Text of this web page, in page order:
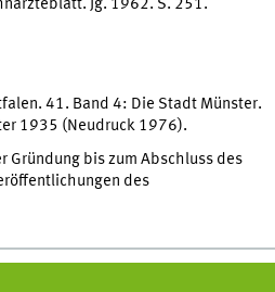
Jg. 1962. S. 251.
41. Band 4: Die Stadt Münster.
1935 (Neudruck 1976).
Gründung bis zum Abschluss des
des